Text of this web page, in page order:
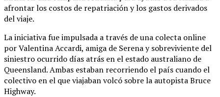
afrontar los costos de repatriación y los gastos derivados
del viaje.
La iniciativa fue impulsada a través de una colecta online
por Valentina Accardi, amiga de Serena y sobreviviente del
siniestro ocurrido días atrás en el estado australiano de
Queensland. Ambas estaban recorriendo el país cuando el
colectivo en el que viajaban volcó sobre la autopista Bruce
Highway.